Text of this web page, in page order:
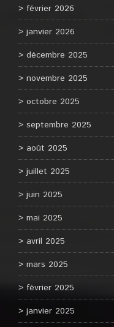
février 2026
janvier 2026
décembre 2025
novembre 2025
octobre 2025
septembre 2025
août 2025
juillet 2025
juin 2025
mai 2025
avril 2025
mars 2025
février 2025
janvier 2025